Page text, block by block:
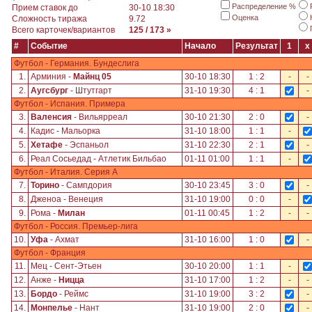
Прием ставок до
30-10 18:30
Сложность тиража
9.72
Всего карточек/вариантов
125 / 173 »
Распределение %
Оценка
# Событие Начало Результат 1 x
Футбол - Германия. Бундеслига
1. Арминия - Майнц 05 30-10 18:30 1 : 2 -
-
2. Аугсбург - Штутгарт 31-10 19:30 4 : 1 -
Футбол - Испания. Примера
3.
Валенсия - Вильярреал 30-10 21:30 2 : 0 -
4.
Кадис - Мальорка 31-10 18:00 1 : 1 -
5. Хетафе - Эспаньол 31-10 22:30 2 : 1 -
6.
Реал Сосьедад - Атлетик Бильбао 01-11 01:00 1 : 1 -
Футбол - Италия. Серия А
7. Торино - Сампдория 30-10 23:45 3 : 0 -
8. Дженоа - Венеция 31-10 19:00 0 : 0 -
9.
Рома - Милан 01-11 00:45 1 : 2 -
-
Футбол - Россия. Премьер-лига
10. Уфа - Ахмат 31-10 16:00 1 : 0 -
Футбол - Франция
11.
Мец - Сент-Этьен 30-10 20:00 1 : 1 -
12. Анже - Ницца 31-10 17:00 1 : 2 -
-
13.
Бордо - Реймс 31-10 19:00 3 : 2 -
14.
Монпелье - Нант 31-10 19:00 2 : 0 -